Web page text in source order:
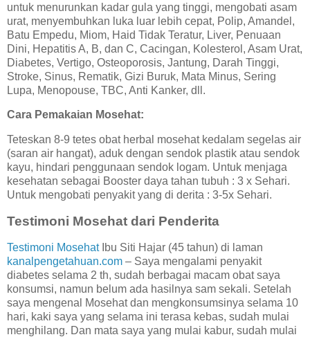
untuk menurunkan kadar gula yang tinggi, mengobati asam
urat, menyembuhkan luka luar lebih cepat, Polip, Amandel,
Batu Empedu, Miom, Haid Tidak Teratur, Liver, Penuaan
Dini, Hepatitis A, B, dan C, Cacingan, Kolesterol, Asam Urat,
Diabetes, Vertigo, Osteoporosis, Jantung, Darah Tinggi,
Stroke, Sinus, Rematik, Gizi Buruk, Mata Minus, Sering
Lupa, Menopouse, TBC, Anti Kanker, dll.
Cara Pemakaian Mosehat:
Teteskan 8-9 tetes obat herbal mosehat kedalam segelas air
(saran air hangat), aduk dengan sendok plastik atau sendok
kayu, hindari penggunaan sendok logam. Untuk menjaga
kesehatan sebagai Booster daya tahan tubuh : 3 x Sehari.
Untuk mengobati penyakit yang di derita : 3-5x Sehari.
Testimoni Mosehat dari Penderita
Testimoni MosehatIbu Siti Hajar (45 tahun) di laman
kanalpengetahuan.com – Saya mengalami penyakit
diabetes selama 2 th, sudah berbagai macam obat saya
konsumsi, namun belum ada hasilnya sam sekali. Setelah
saya mengenal Mosehat dan mengkonsumsinya selama 10
hari, kaki saya yang selama ini terasa kebas, sudah mulai
menghilang. Dan mata saya yang mulai kabur, sudah mulai